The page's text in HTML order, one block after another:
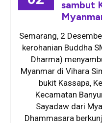
sambut
Semarang, 2
kerohanian Buddha
Dharma)
Myanmar di Vihara
bukit Kassapa,
Kecamatan
Sayadaw dari
Dhammasara